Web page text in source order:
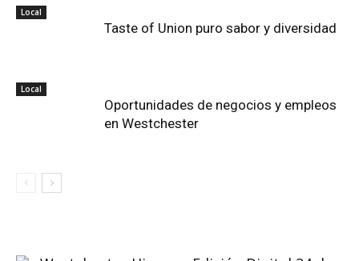
Local
Taste of Union puro sabor y diversidad
Local
Oportunidades de negocios y empleos
en Westchester